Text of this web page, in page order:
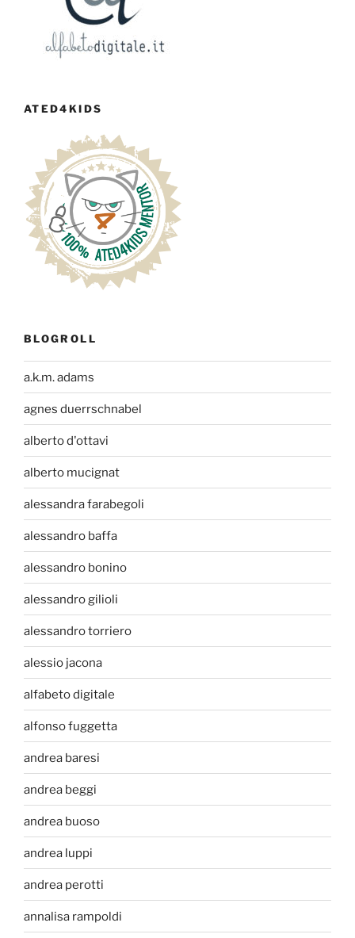
ATED4KIDS
BLOGROLL
a.k.m. adams
agnes duerrschnabel
alberto d'ottavi
alberto mucignat
alessandra farabegoli
alessandro baffa
alessandro bonino
alessandro gilioli
alessandro torriero
alessio jacona
alfabeto digitale
alfonso fuggetta
andrea baresi
andrea beggi
andrea buoso
andrea luppi
andrea perotti
annalisa rampoldi